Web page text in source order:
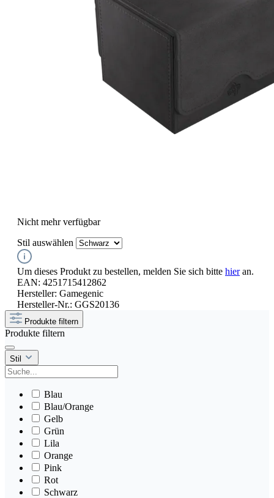
Nicht mehr verfügbar
Stil auswählen
Um dieses Produkt zu bestellen, melden Sie sich bitte hieran.
EAN: 4251715412862
Hersteller: Gamegenic
Hersteller-Nr.: GGS20136
Produkte filtern
Produkte filtern
Stil
Blau
Blau/Orange
Gelb
Grün
Lila
Orange
Pink
Rot
Schwarz